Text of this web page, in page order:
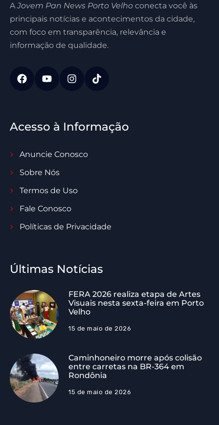
AJovem Pan News Porto Velho conecta você às
principais notícias e acontecimentos da cidade,
com foco em transparência, relevância e
informação de qualidade.
Acesso à Informação
Anuncie Conosco
Sobre Nós
Termos de Uso
Fale Conosco
Políticas de Privacidade
Últimas Notícias
FERA 2026 realiza etapa de Artes
Visuais nesta sexta-feira em Porto
Velho
15 de maio de 2026
Caminhoneiro morre após colisão
entre carretas na BR-364 em
Rondônia
15 de maio de 2026